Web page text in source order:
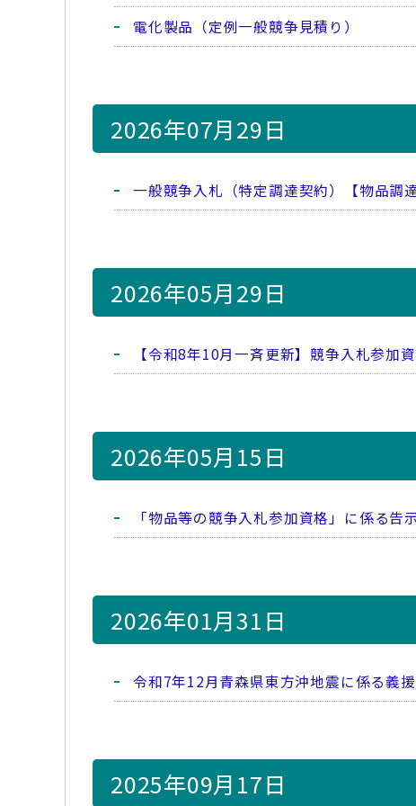
電化製品（定例一般競争見積り）
2026年07月29日
一般競争入札（特定調達契約）【物品調達
2026年05月29日
【令和8年10月一斉更新】競争入札参加
2026年05月15日
「物品等の競争入札参加資格」に係る
2026年01月31日
令和7年12月青森県東方沖地震に係る義
2025年09月17日